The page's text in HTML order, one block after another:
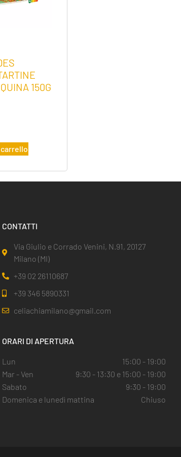
150G
CONTATTI
Via Giulio e Corrado Venini, N.91, 20127
Milano (MI)
+39 02 26110687
+39 346 5890331
celiachiamilano@gmail.com
ORARI DI APERTURA
Lun
15:00 - 19:00
Mar - Ven
9:30 - 13:30 e 15:00 - 19:00
Sabato
9:30 - 19:00
Domenica e lunedì mattina
Chiuso